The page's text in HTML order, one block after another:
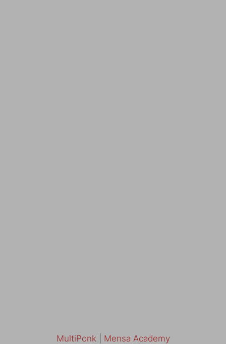
MultiPonk Mensa Academy